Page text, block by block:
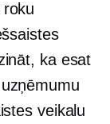
ka esat
veikalu